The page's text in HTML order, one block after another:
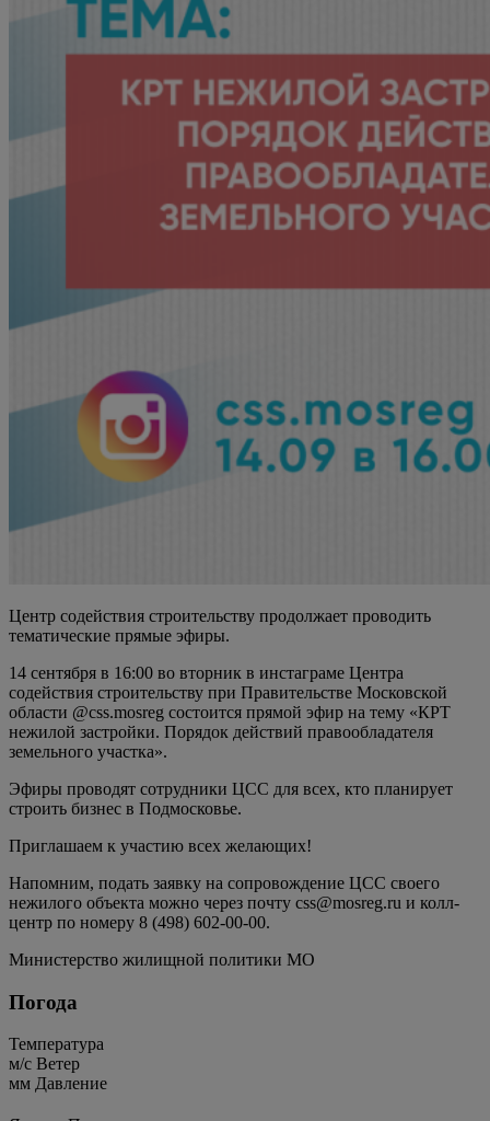
Центр содействия строительству продолжает проводить
тематические прямые эфиры.
14 сентября в 16:00 во вторник в инстаграме Центра
содействия строительству при Правительстве Московской
области @css.mosreg состоится прямой эфир на тему «КРТ
нежилой застройки. Порядок действий правообладателя
земельного участка».
Эфиры проводят сотрудники ЦCC для всех, кто планирует
строить бизнес в Подмосковье.
Приглашаем к участию всех желающих!
Напомним, подать заявку на сопровождение ЦСС своего
нежилого объекта можно через почту css@mosreg.ru и колл-
центр по номеру 8 (498) 602-00-00.
Министерство жилищной политики МО
Погода
Температура
м/c Ветер
мм Давление